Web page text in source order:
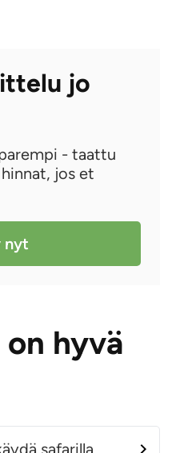
jo
- taattu
jos et
nyt
hyvä
safarilla